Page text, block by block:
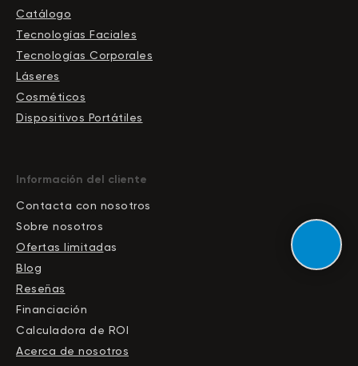
Catálogo
Tecnologías Faciales
Tecnologías Corporales
Láseres
Cosméticos
Dispositivos Portátiles
Información del cliente
Contacta con nosotros
Sobre nosotros
Ofertas limitadas
Blog
Reseñas
Financiación
Calculadora de ROI
Acerca de nosotros